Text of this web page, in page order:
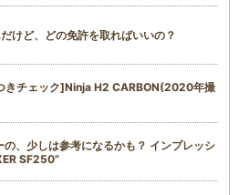
けど、どの免許を取ればいいの？
きチェック]Ninja H2 CARBON(2020年撮
、少しは参考になるかも？ インプレッシ
SF250”